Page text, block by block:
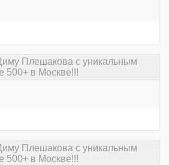
Плешакова с уникальным
500+ в Москве!!!
Плешакова с уникальным
500+ в Москве!!!